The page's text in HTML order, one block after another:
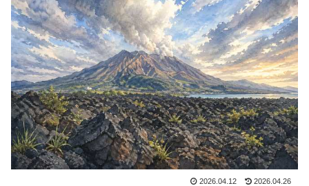
2026.04.12 2026.04.26